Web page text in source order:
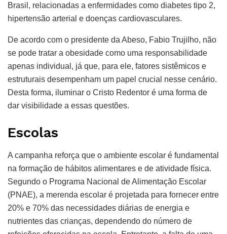
Brasil, relacionadas a enfermidades como diabetes tipo 2,
hipertensão arterial e doenças cardiovasculares.
De acordo com o presidente da Abeso, Fabio Trujilho, não
se pode tratar a obesidade como uma responsabilidade
apenas individual, já que, para ele, fatores sistêmicos e
estruturais desempenham um papel crucial nesse cenário.
Desta forma, iluminar o Cristo Redentor é uma forma de
dar visibilidade a essas questões.
Escolas
A campanha reforça que o ambiente escolar é fundamental
na formação de hábitos alimentares e de atividade física.
Segundo o Programa Nacional de Alimentação Escolar
(PNAE), a merenda escolar é projetada para fornecer entre
20% e 70% das necessidades diárias de energia e
nutrientes das crianças, dependendo do número de